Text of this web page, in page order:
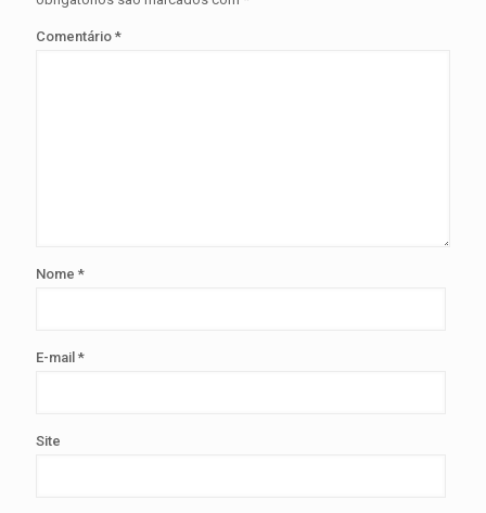
Comentário *
Nome *
E-mail *
Site